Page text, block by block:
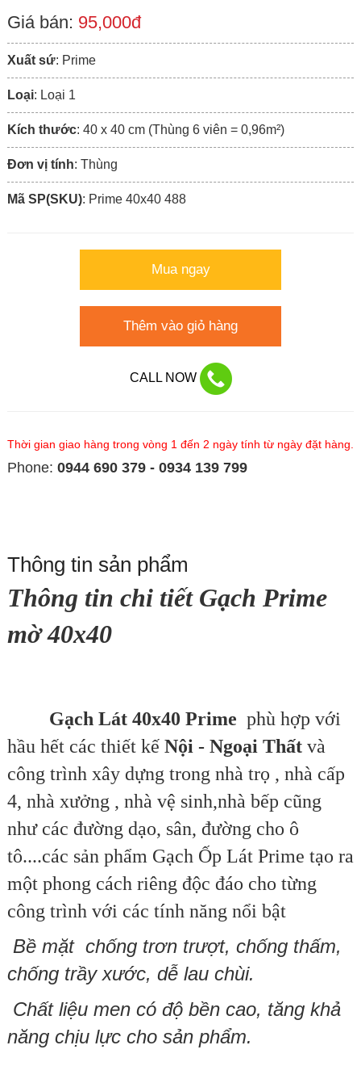
Giá bán: 95,000đ
Xuất sứ: Prime
Loại: Loại 1
Kích thước: 40 x 40 cm (Thùng 6 viên = 0,96m²)
Đơn vị tính: Thùng
Mã SP(SKU): Prime 40x40 488
Mua ngay
Thêm vào giỏ hàng
CALL NOW
Thời gian giao hàng trong vòng 1 đến 2 ngày tính từ ngày đặt hàng.
Phone: 0944 690 379 - 0934 139 799
Thông tin sản phẩm
Thông tin chi tiết Gạch Prime
mờ 40x40
Gạch Lát 40x40 Prime phù hợp với
hầu hết các thiết kếNội - Ngoại Thấtvà
công trình xây dựng trong nhà trọ , nhà cấp
4, nhà xưởng , nhà vệ sinh,nhà bếp cũng
như các đường dạo, sân, đường cho ô
tô....các sản phẩm Gạch Ốp Lát Prime tạo ra
một phong cách riêng độc đáo cho từng
công trình với các tính năng nổi bật
Bề mặt chống trơn trượt, chống thấm,
chống trầy xước, dễ lau chùi.
Chất liệu men có độ bền cao, tăng khả
năng chịu lực cho sản phẩm.